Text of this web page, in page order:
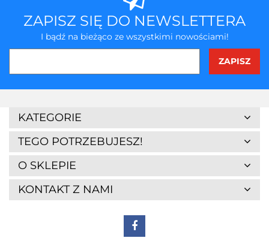
ZAPISZ SIĘ DO NEWSLETTERA
I bądź na bieżąco ze wszystkimi nowościami!
KATEGORIE
TEGO POTRZEBUJESZ!
O SKLEPIE
KONTAKT Z NAMI